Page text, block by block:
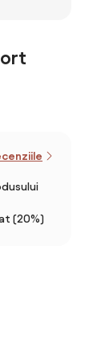
(20%)